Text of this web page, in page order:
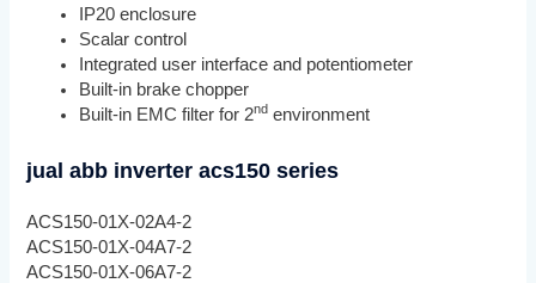
IP20 enclosure
Scalar control
Integrated user interface and potentiometer
Built-in brake chopper
Built-in EMC filter for 2nd environment
jual abb inverter acs150 series
ACS150-01X-02A4-2
ACS150-01X-04A7-2
ACS150-01X-06A7-2